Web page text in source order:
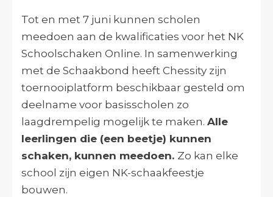
Tot en met 7 juni kunnen scholen
meedoen aan de kwalificaties voor het NK
Schoolschaken Online. In samenwerking
met de Schaakbond heeft Chessity zijn
toernooiplatform beschikbaar gesteld om
deelname voor basisscholen zo
laagdrempelig mogelijk te maken. Alle
leerlingen die (een beetje) kunnen
schaken, kunnen meedoen. Zo kan elke
school zijn eigen NK-schaakfeestje
bouwen.